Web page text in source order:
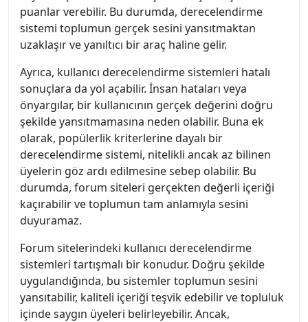
puanlar verebilir. Bu durumda, derecelendirme
sistemi toplumun gerçek sesini yansıtmaktan
uzaklaşır ve yanıltıcı bir araç haline gelir.
Ayrıca, kullanıcı derecelendirme sistemleri hatalı
sonuçlara da yol açabilir. İnsan hataları veya
önyargılar, bir kullanıcının gerçek değerini doğru
şekilde yansıtmamasına neden olabilir. Buna ek
olarak, popülerlik kriterlerine dayalı bir
derecelendirme sistemi, nitelikli ancak az bilinen
üyelerin göz ardı edilmesine sebep olabilir. Bu
durumda, forum siteleri gerçekten değerli içeriği
kaçırabilir ve toplumun tam anlamıyla sesini
duyuramaz.
Forum sitelerindeki kullanıcı derecelendirme
sistemleri tartışmalı bir konudur. Doğru şekilde
uygulandığında, bu sistemler toplumun sesini
yansıtabilir, kaliteli içeriği teşvik edebilir ve topluluk
içinde saygın üyeleri belirleyebilir. Ancak,